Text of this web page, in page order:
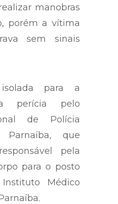
manobras
porém a vítima
sem sinais
para a
perícia pelo
de Polícia
Parnaíba, que
pela
para o posto
Médico